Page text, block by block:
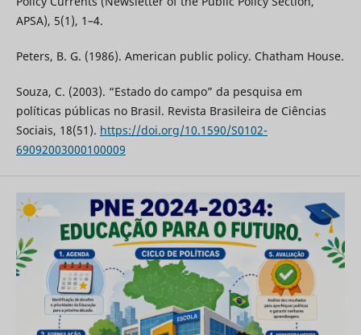
APSA), 5(1), 1–4.
Peters, B. G. (1986). American public policy. Chatham House.
Souza, C. (2003). “Estado do campo” da pesquisa em
políticas públicas no Brasil. Revista Brasileira de Ciências
Sociais, 18(51). https://doi.org/10.1590/S0102-
69092003000100009